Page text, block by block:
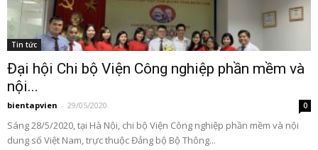
Tin tức
Đại hội Chi bộ Viện Công nghiệp phần mềm và
nội...
bientapvien - 29/05/2020 0
Sáng 28/5/2020, tại Hà Nội, chi bộ Viện Công nghiệp phần mềm và nội
dung số Việt Nam, trực thuộc Đảng bộ Bộ Thông...